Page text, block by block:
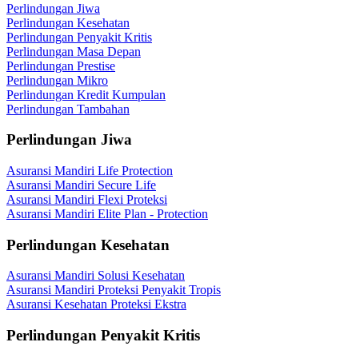
Perlindungan Jiwa
Perlindungan Kesehatan
Perlindungan Penyakit Kritis
Perlindungan Masa Depan
Perlindungan Prestise
Perlindungan Mikro
Perlindungan Kredit Kumpulan
Perlindungan Tambahan
Perlindungan Jiwa
Asuransi Mandiri Life Protection
Asuransi Mandiri Secure Life
Asuransi Mandiri Flexi Proteksi
Asuransi Mandiri Elite Plan - Protection
Perlindungan Kesehatan
Asuransi Mandiri Solusi Kesehatan
Asuransi Mandiri Proteksi Penyakit Tropis
Asuransi Kesehatan Proteksi Ekstra
Perlindungan Penyakit Kritis